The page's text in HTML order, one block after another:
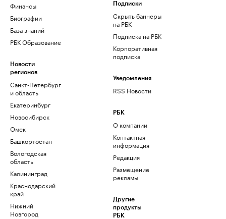
Финансы
Биографии
База знаний
РБК Образование
Новости
регионов
Санкт-Петербург
и область
Екатеринбург
Новосибирск
Омск
Башкортостан
Вологодская
область
Калининград
Краснодарский
край
Нижний
Новгород
Подписки
Скрыть баннеры
на РБК
Подписка на РБК
Корпоративная
подписка
Уведомления
RSS Новости
РБК
О компании
Контактная
информация
Редакция
Размещение
рекламы
Другие
продукты
РБК